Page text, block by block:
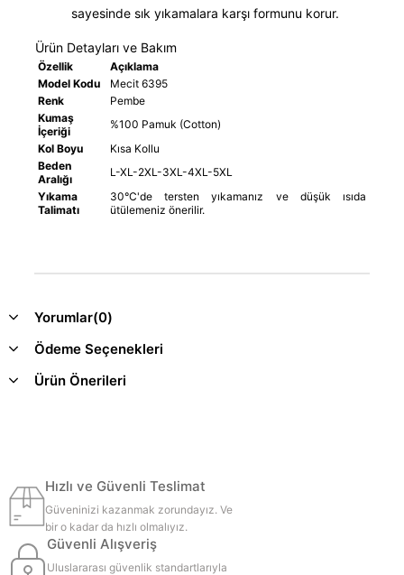
sayesinde sık yıkamalara karşı formunu korur.
Ürün Detayları ve Bakım
Özellik
Açıklama
Model Kodu
Mecit 6395
Renk
Pembe
Kumaş
İçeriği
%100 Pamuk (Cotton)
Kol Boyu
Kısa Kollu
Beden
Aralığı
L-XL-2XL-3XL-4XL-5XL
Yıkama
Talimatı
30°C'de tersten yıkamanız ve düşük ısıda
ütülemeniz önerilir.
Yorumlar(0)
Ödeme Seçenekleri
Ürün Önerileri
Hızlı ve Güvenli Teslimat
Güveninizi kazanmak zorundayız. Ve
bir o kadar da hızlı olmalıyız.
Güvenli Alışveriş
Uluslararası güvenlik standartlarıyla